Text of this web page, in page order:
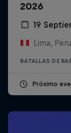
2026
19
Lima, Peru
BATALLAS DE
Próximo